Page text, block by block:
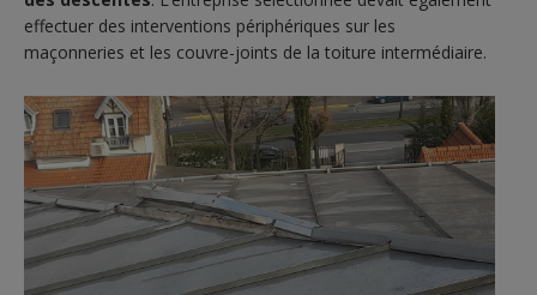
effectuer des interventions périphériques sur les
maçonneries et les couvre-joints de la toiture intermédiaire.